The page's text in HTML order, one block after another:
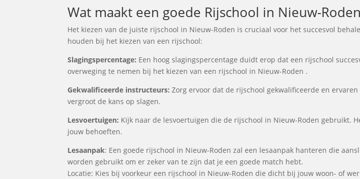
Wat maakt een goede Rijschool in Nieuw-
Het kiezen van de juiste rijschool in Nieuw-Roden is cruciaal voor het succesvol
houden bij het kiezen van een rijschool:
Slagingspercentage: Een hoog slagingspercentage duidt erop dat een rijschool
overweging te nemen bij het kiezen van een rijschool in Nieuw-Roden .
Gekwalificeerde instructeurs: Zorg ervoor dat de rijschool gekwalificeerde en
vergroot de kans op slagen.
Lesvoertuigen: Kijk naar de lesvoertuigen die de rijschool in Nieuw-Roden gebruikt.
jouw behoeften.
Lesaanpak: Een goede rijschool in Nieuw-Roden zal een lesaanpak hanteren die
worden gebruikt om er zeker van te zijn dat je een goede match hebt.
Locatie: Kies bij voorkeur een rijschool in Nieuw-Roden die dicht bij jouw woon- of